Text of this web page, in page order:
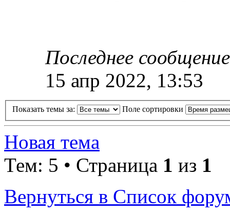
Последнее
15 апр 2022, 13:53
Показать темы за: Поле сортировки
Новая тема
Тем: 5 • Страница 1 из 1
Вернуться в Список